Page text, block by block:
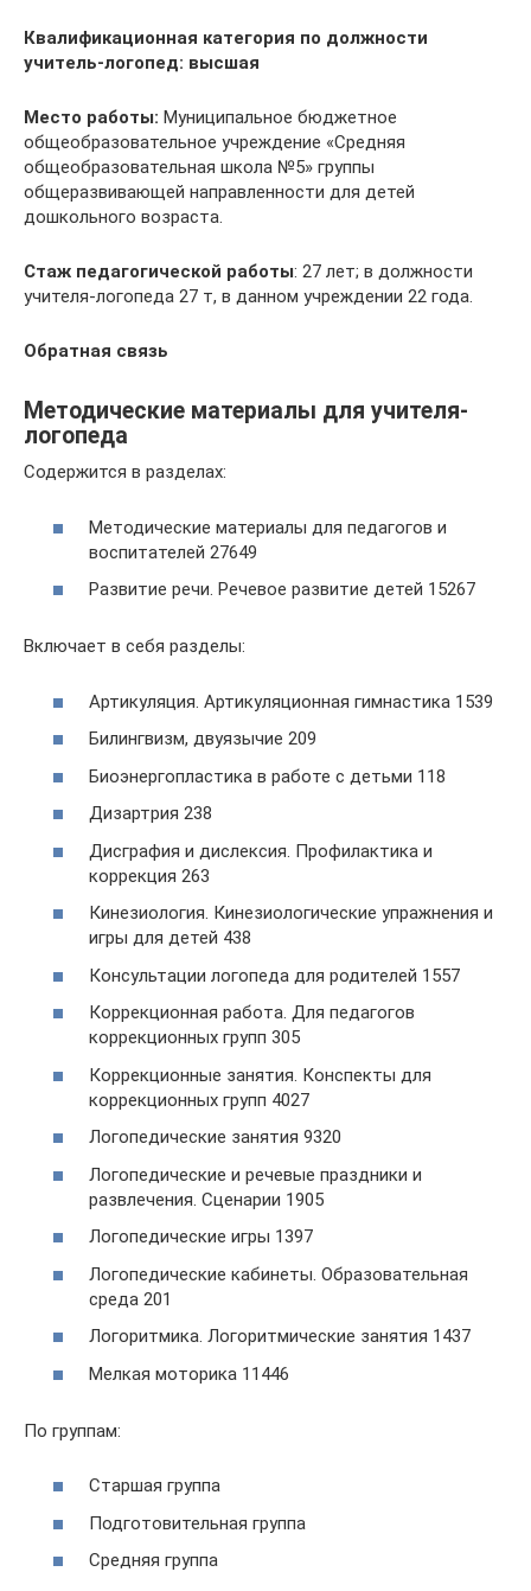
Квалификационная категория по должности
учитель-логопед: высшая
Место работы: Муниципальное бюджетное
общеобразовательное учреждение «Средняя
общеобразовательная школа №5» группы
общеразвивающей направленности для детей
дошкольного возраста.
Стаж педагогической работы: 27 лет; в должности
учителя-логопеда 27 т, в данном учреждении 22 года.
Обратная связь
Методические материалы для учителя-
логопеда
Содержится в разделах:
Методические материалы для педагогов и
воспитателей 27649
Развитие речи. Речевое развитие детей 15267
Включает в себя разделы:
Артикуляция. Артикуляционная гимнастика 1539
Билингвизм, двуязычие 209
Биоэнергопластика в работе с детьми 118
Дизартрия 238
Дисграфия и дислексия. Профилактика и
коррекция 263
Кинезиология. Кинезиологические упражнения и
игры для детей 438
Консультации логопеда для родителей 1557
Коррекционная работа. Для педагогов
коррекционных групп 305
Коррекционные занятия. Конспекты для
коррекционных групп 4027
Логопедические занятия 9320
Логопедические и речевые праздники и
развлечения. Сценарии 1905
Логопедические игры 1397
Логопедические кабинеты. Образовательная
среда 201
Логоритмика. Логоритмические занятия 1437
Мелкая моторика 11446
По группам:
Старшая группа
Подготовительная группа
Средняя группа